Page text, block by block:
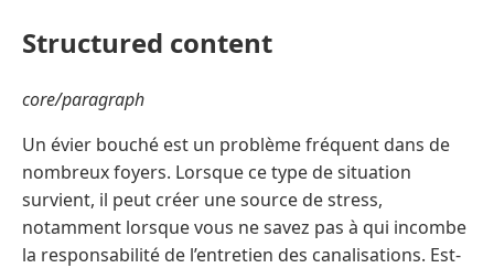
Structured content
core/paragraph
Un évier bouché est un problème fréquent dans de
nombreux foyers. Lorsque ce type de situation
survient, il peut créer une source de stress,
notamment lorsque vous ne savez pas à qui incombe
la responsabilité de l’entretien des canalisations. Est-